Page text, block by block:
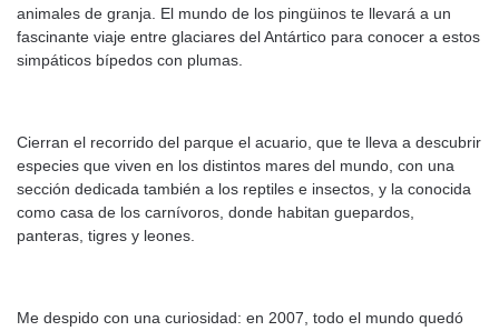
animales de granja. El mundo de los pingüinos te llevará a un
fascinante viaje entre glaciares del Antártico para conocer a estos
simpáticos bípedos con plumas.
Cierran el recorrido del parque el acuario, que te lleva a descubrir
especies que viven en los distintos mares del mundo, con una
sección dedicada también a los reptiles e insectos, y la conocida
como casa de los carnívoros, donde habitan guepardos,
panteras, tigres y leones.
Me despido con una curiosidad: en 2007, todo el mundo quedó